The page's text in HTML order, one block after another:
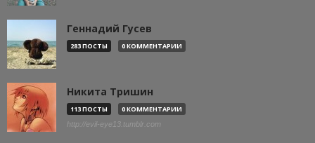
Геннадий Гусев
283 ПОСТЫ 0 КОММЕНТАРИИ
Никита Тришин
113 ПОСТЫ 0 КОММЕНТАРИИ
http://evil-eye13.tumblr.com